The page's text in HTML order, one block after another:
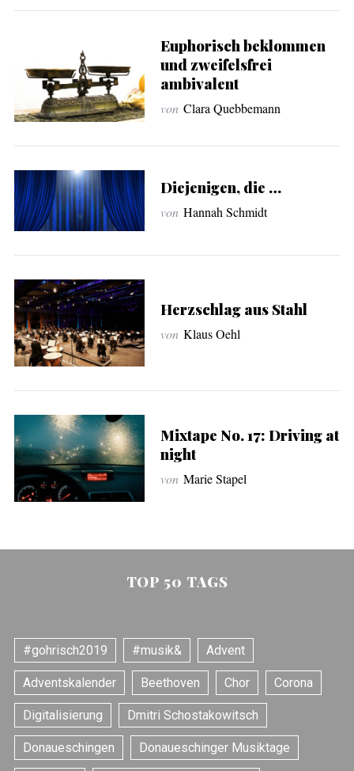
Euphorisch beklommen
und zweifelsfrei
ambivalent
von Clara Quebbemann
Diejenigen, die …
von Hannah Schmidt
Herzschlag aus Stahl
von Klaus Oehl
Mixtape No. 17: Driving at
night
von Marie Stapel
TOP 50 TAGS
#gohrisch2019 #musik& Advent
Adventskalender Beethoven Chor Corona
Digitalisierung Dmitri Schostakowitsch
Donaueschingen Donaueschinger Musiktage